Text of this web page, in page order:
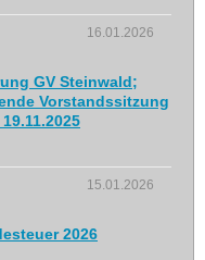
16.01.2026
GV Steinwald;
Vorstandssitzung
15.01.2026
2026